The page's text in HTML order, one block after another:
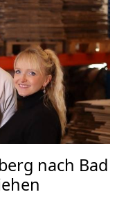
nach Bad